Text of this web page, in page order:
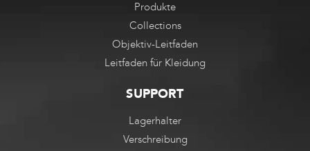
Produkte
Collections
Objektiv-Leitfaden
Leitfaden für Kleidung
SUPPORT
Lagerhalter
Verschreibung